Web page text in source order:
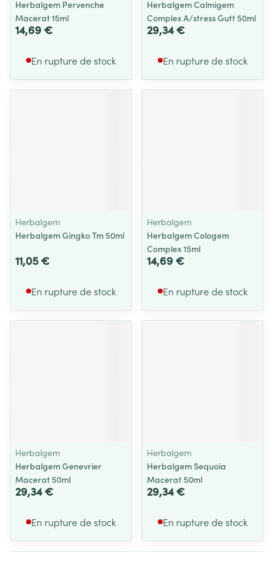
Herbalgem Pervenche
Macerat 15ml
14,69 €
En rupture de stock
Herbalgem Calmigem
Complex A/stress Gutt 50ml
29,34 €
En rupture de stock
Herbalgem
Herbalgem Gingko Tm 50ml
11,05 €
En rupture de stock
Herbalgem
Herbalgem Cologem
Complex 15ml
14,69 €
En rupture de stock
Herbalgem
Herbalgem Genevrier
Macerat 50ml
29,34 €
En rupture de stock
Herbalgem
Herbalgem Sequoia
Macerat 50ml
29,34 €
En rupture de stock